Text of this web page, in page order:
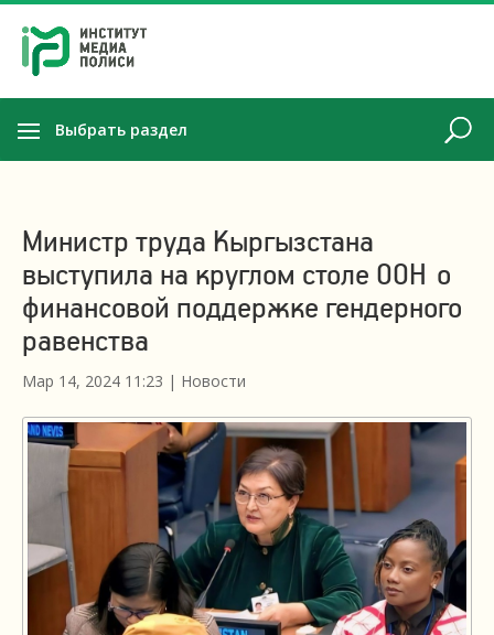
Выбрать раздел
Министр труда Кыргызстана
выступила на круглом столе ООН о
финансовой поддержке гендерного
равенства
Мар 14, 2024 11:23 | Новости